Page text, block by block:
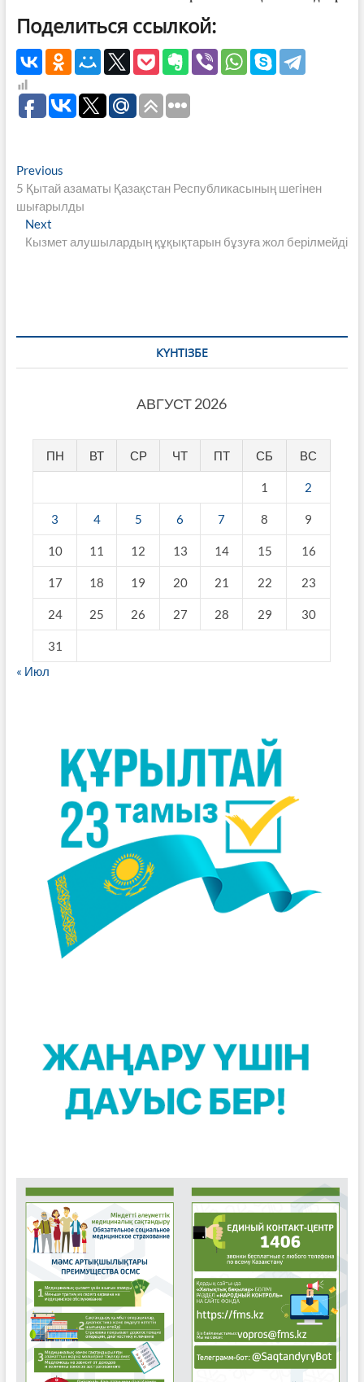
Поделиться ссылкой:
Навигация
по
записям
PreviousPrevious
post:
5 Қытай азаматы Қазақстан Республикасының шегiнен
шығарылды
Next
post:
Кызмет алушылардың құқықтарын бұзуға жол берілмейді
КҮНТІЗБЕ
АВГУСТ 2026
ПН ВТ СР ЧТ ПТ СБ ВС
1 2
3 4 5 6 7 8 9
10 11 12 13 14 15 16
17 18 19 20 21 22 23
24 25 26 27 28 29 30
31
« Июл